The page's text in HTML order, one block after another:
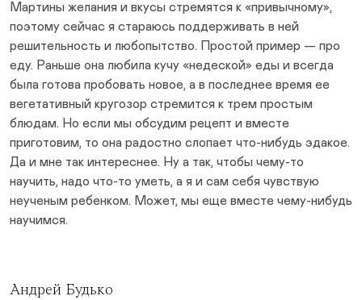
Мартины желания и вкусы стремятся к «привычному»,
поэтому сейчас я стараюсь поддерживать в ней
решительность и любопытство. Простой пример — про
еду. Раньше она любила кучу «недеской» еды и всегда
была готова пробовать новое, а в последнее время ее
вегетативный кругозор стремится к трем простым
блюдам. Но если мы обсудим рецепт и вместе
приготовим, то она радостно слопает что-нибудь эдакое.
Да и мне так интереснее. Ну а так, чтобы чему-то
научить, надо что-то уметь, а я и сам себя чувствую
неученым ребенком. Может, мы еще вместе чему-нибудь
научимся.
Андрей Будько